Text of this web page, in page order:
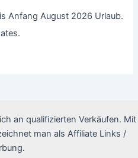
Anfang August 2026 Urlaub.
an qualifizierten Verkäufen. Mit
man als Affiliate Links /